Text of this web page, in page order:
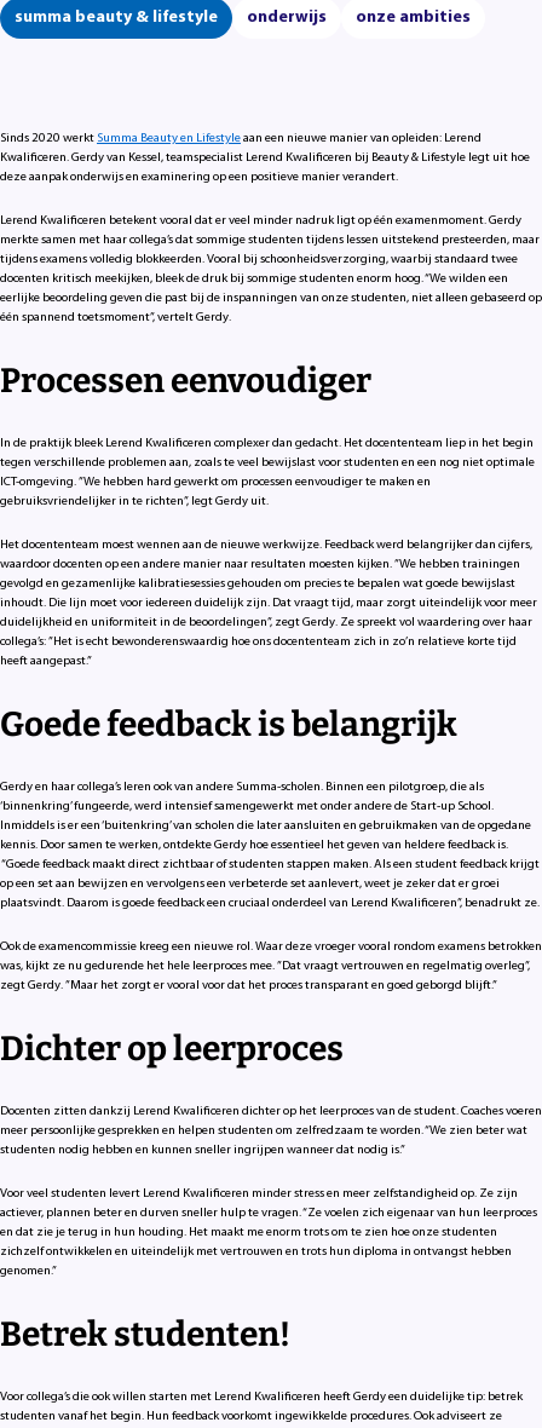
summa beauty & lifestyle onderwijs onze ambities
Sinds 2020 werkt Summa Beauty en Lifestyleaan een nieuwe manier van opleiden: Lerend
Kwalificeren. Gerdy van Kessel, teamspecialist Lerend Kwalificeren bij Beauty & Lifestyle legt uit hoe
deze aanpak onderwijs en examinering op een positieve manier verandert.
Lerend Kwalificeren betekent vooral dat er veel minder nadruk ligt op één examenmoment. Gerdy
merkte samen met haar collega’s dat sommige studenten tijdens lessen uitstekend presteerden, maar
tijdens examens volledig blokkeerden. Vooral bij schoonheidsverzorging, waarbij standaard twee
docenten kritisch meekijken, bleek de druk bij sommige studenten enorm hoog. “We wilden een
eerlijke beoordeling geven die past bij de inspanningen van onze studenten, niet alleen gebaseerd op
één spannend toetsmoment”, vertelt Gerdy.
Processen eenvoudiger
In de praktijk bleek Lerend Kwalificeren complexer dan gedacht. Het docententeam liep in het begin
tegen verschillende problemen aan, zoals te veel bewijslast voor studenten en een nog niet optimale
ICT-omgeving. ”We hebben hard gewerkt om processen eenvoudiger te maken en
gebruiksvriendelijker in te richten”, legt Gerdy uit.
Het docententeam moest wennen aan de nieuwe werkwijze. Feedback werd belangrijker dan cijfers,
waardoor docenten op een andere manier naar resultaten moesten kijken. ”We hebben trainingen
gevolgd en gezamenlijke kalibratiesessies gehouden om precies te bepalen wat goede bewijslast
inhoudt. Die lijn moet voor iedereen duidelijk zijn. Dat vraagt tijd, maar zorgt uiteindelijk voor meer
duidelijkheid en uniformiteit in de beoordelingen”, zegt Gerdy. Ze spreekt vol waardering over haar
collega’s: ”Het is echt bewonderenswaardig hoe ons docententeam zich in zo’n relatieve korte tijd
heeft aangepast.”
Goede feedback is belangrijk
Gerdy en haar collega’s leren ook van andere Summa-scholen. Binnen een pilotgroep, die als
‘binnenkring’ fungeerde, werd intensief samengewerkt met onder andere de Start-up School.
Inmiddels is er een ‘buitenkring’ van scholen die later aansluiten en gebruikmaken van de opgedane
kennis. Door samen te werken, ontdekte Gerdy hoe essentieel het geven van heldere feedback is.
“Goede feedback maakt direct zichtbaar of studenten stappen maken. Als een student feedback krijgt
op een set aan bewijzen en vervolgens een verbeterde set aanlevert, weet je zeker dat er groei
plaatsvindt. Daarom is goede feedback een cruciaal onderdeel van Lerend Kwalificeren”, benadrukt ze.
Ook de examencommissie kreeg een nieuwe rol. Waar deze vroeger vooral rondom examens betrokken
was, kijkt ze nu gedurende het hele leerproces mee. ”Dat vraagt vertrouwen en regelmatig overleg”,
zegt Gerdy. ”Maar het zorgt er vooral voor dat het proces transparant en goed geborgd blijft.”
Dichter op leerproces
Docenten zitten dankzij Lerend Kwalificeren dichter op het leerproces van de student. Coaches voeren
meer persoonlijke gesprekken en helpen studenten om zelfredzaam te worden. “We zien beter wat
studenten nodig hebben en kunnen sneller ingrijpen wanneer dat nodig is.”
Voor veel studenten levert Lerend Kwalificeren minder stress en meer zelfstandigheid op. Ze zijn
actiever, plannen beter en durven sneller hulp te vragen. “Ze voelen zich eigenaar van hun leerproces
en dat zie je terug in hun houding. Het maakt me enorm trots om te zien hoe onze studenten
zichzelf ontwikkelen en uiteindelijk met vertrouwen en trots hun diploma in ontvangst hebben
genomen.”
Betrek studenten!
Voor collega’s die ook willen starten met Lerend Kwalificeren heeft Gerdy een duidelijke tip: betrek
studenten vanaf het begin. Hun feedback voorkomt ingewikkelde procedures. Ook adviseert ze